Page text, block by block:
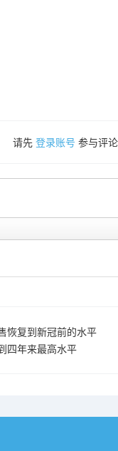
请先 登录账号 参与评论
恢复到新冠前的水平
四年来最高水平